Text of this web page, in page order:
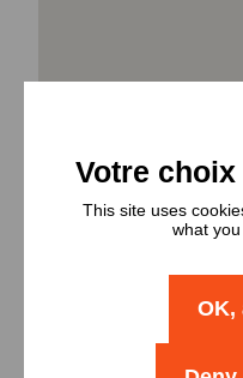
This site uses
what
OK,